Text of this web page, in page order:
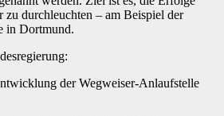
zu durchleuchten – am Beispiel der
in Dortmund.
der Wegweiser-Anlaufstelle